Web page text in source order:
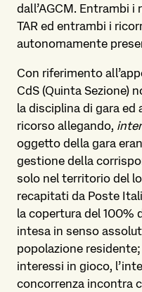
dall’AGCM. Entrambi
TAR ed entrambi i
autonomamente
Con riferimento
CdS (Quinta Sezione)
la disciplina di gara ed
ricorso allegando,
oggetto della gara
gestione della
solo nel territorio del
recapitati da Poste
la copertura del 100%
intesa in senso
popolazione
interessi in gioco,
concorrenza incontra